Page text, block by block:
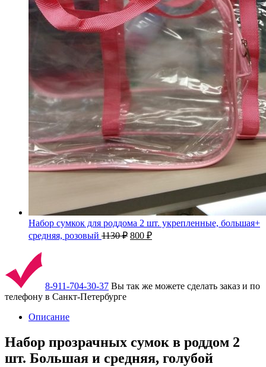
Набор сумкок для роддома 2 шт. укрепленные, большая+
средняя, розовый 1130₽ 800 ₽
8-911-704-30-37 Вы так же можете сделать заказ и по
телефону в Санкт-Петербурге
Описание
Набор прозрачных сумок в роддом 2
шт. Большая и средняя, голубой